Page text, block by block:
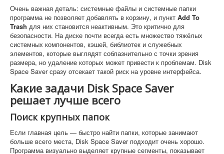
Очень важная деталь: системные файлы и системные папки
программа не позволяет добавлять в корзину, и пункт Add To
Trash для них становится неактивным. Это критично для
безопасности. На диске почти всегда есть множество тяжёлых
системных компонентов, кэшей, библиотек и служебных
элементов, которые выглядят соблазнительно с точки зрения
размера, но удаление которых может привести к проблемам. Disk
Space Saver сразу отсекает такой риск на уровне интерфейса.
Какие задачи Disk Space Saver
решает лучше всего
Поиск крупных папок
Если главная цель — быстро найти папки, которые занимают
больше всего места, Disk Space Saver подходит очень хорошо.
Программа визуально выделяет крупные сегменты, показывает